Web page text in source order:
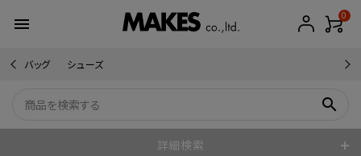
menu 0
バッグ シューズ
search
詳細検索